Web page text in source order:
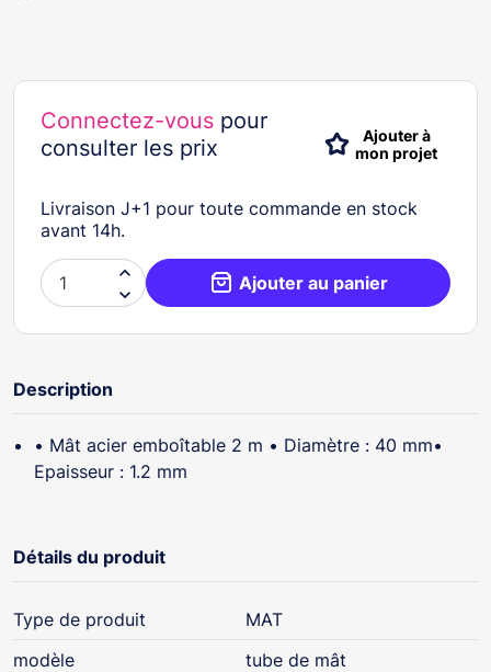
Connectez-vous pour
consulter les prix
Ajouter à
mon projet
Livraison J+1 pour toute commande en stock
avant 14h.

 Ajouter au panier
Description
• Mât acier emboîtable 2 m • Diamètre : 40 mm•
Epaisseur : 1.2 mm
Détails du produit
Type de produit
MAT
modèle
tube de mât